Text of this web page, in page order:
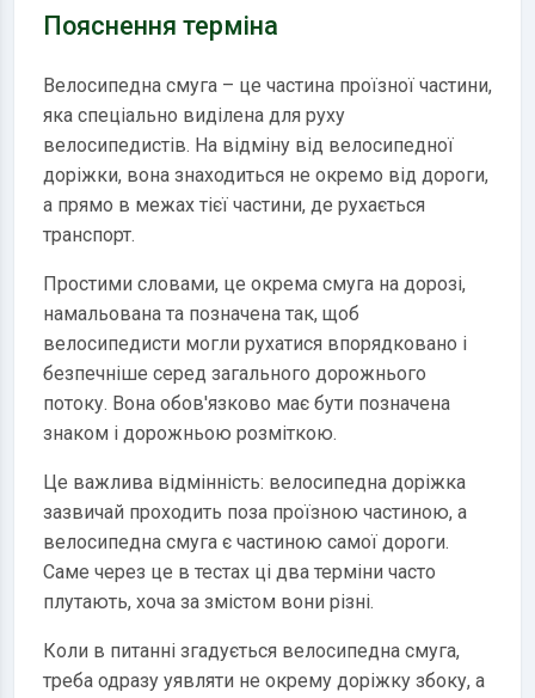
Пояснення терміна
Велосипедна смуга – це частина проїзної частини,
яка спеціально виділена для руху
велосипедистів. На відміну від велосипедної
доріжки, вона знаходиться не окремо від дороги,
а прямо в межах тієї частини, де рухається
транспорт.
Простими словами, це окрема смуга на дорозі,
намальована та позначена так, щоб
велосипедисти могли рухатися впорядковано і
безпечніше серед загального дорожнього
потоку. Вона обов'язково має бути позначена
знаком і дорожньою розміткою.
Це важлива відмінність: велосипедна доріжка
зазвичай проходить поза проїзною частиною, а
велосипедна смуга є частиною самої дороги.
Саме через це в тестах ці два терміни часто
плутають, хоча за змістом вони різні.
Коли в питанні згадується велосипедна смуга,
треба одразу уявляти не окрему доріжку збоку, а